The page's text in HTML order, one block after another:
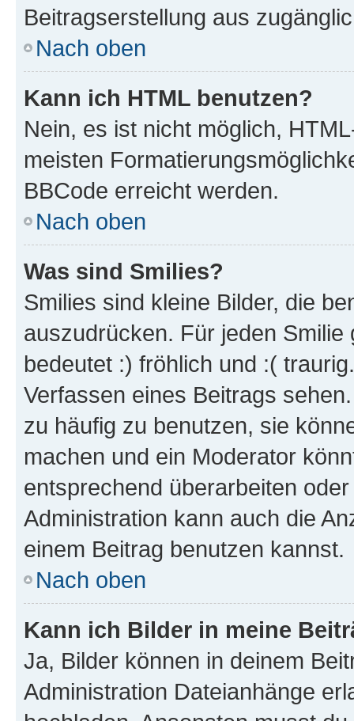
Beitragserstellung aus
Nach oben
Kann ich HTML benutzen?
Nein, es ist nicht möglich,
meisten
BBCode erreicht werden.
Nach oben
Was sind Smilies?
Smilies sind kleine Bilder, die
auszudrücken. Für jeden
bedeutet :) fröhlich und :(
Verfassen eines Beitrags
zu häufig zu benutzen, sie
machen und ein Moderator
entsprechend überarbeiten
Administration kann auch die
einem Beitrag benutzen kannst.
Nach oben
Kann ich Bilder in meine
Ja, Bilder können in deinem
Administration Dateianhänge